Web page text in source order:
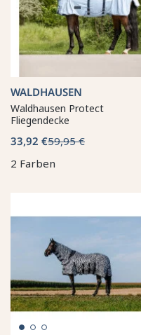
WALDHAUSEN
Waldhausen Protect
Fliegendecke
33,92 €59,95 €
2 Farben